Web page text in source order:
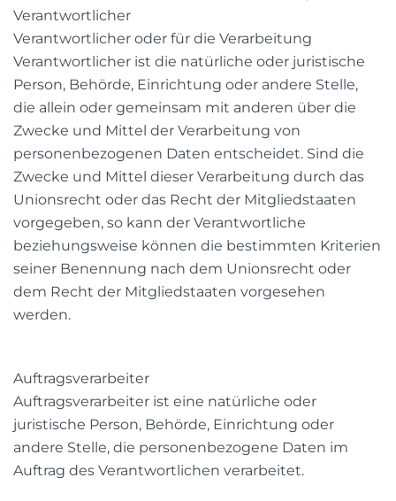
Verantwortlicher
Verantwortlicher oder für die Verarbeitung
Verantwortlicher ist die natürliche oder juristische
Person, Behörde, Einrichtung oder andere Stelle,
die allein oder gemeinsam mit anderen über die
Zwecke und Mittel der Verarbeitung von
personenbezogenen Daten entscheidet. Sind die
Zwecke und Mittel dieser Verarbeitung durch das
Unionsrecht oder das Recht der Mitgliedstaaten
vorgegeben, so kann der Verantwortliche
beziehungsweise können die bestimmten Kriterien
seiner Benennung nach dem Unionsrecht oder
dem Recht der Mitgliedstaaten vorgesehen
werden.
Auftragsverarbeiter
Auftragsverarbeiter ist eine natürliche oder
juristische Person, Behörde, Einrichtung oder
andere Stelle, die personenbezogene Daten im
Auftrag des Verantwortlichen verarbeitet.